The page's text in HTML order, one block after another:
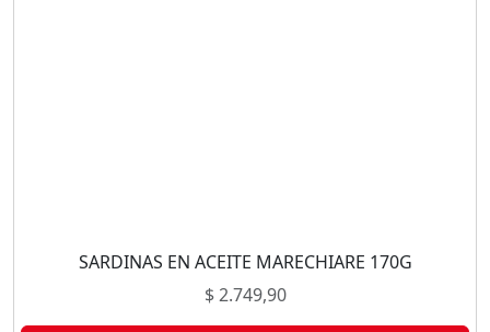
SARDINAS EN ACEITE MARECHIARE 170G
$2.749,90